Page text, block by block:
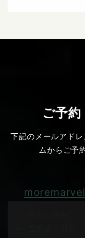
ご予
下記のメールアド
ムからご予